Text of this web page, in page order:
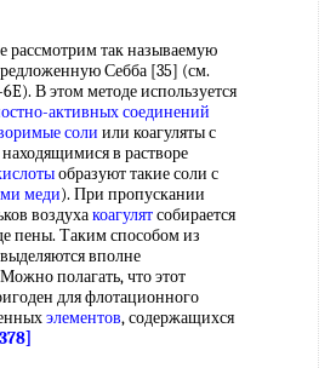
так называемую
Себба [35] (см.
В этом методе используется
активных соединений
соли или коагуляты с
в растворе
образуют такие соли с
меди). При пропускании
воздухакоагулятсобирается
пены. Таким способом из
вполне
полагать, что этот
для флотационного
элементов, содержащихся